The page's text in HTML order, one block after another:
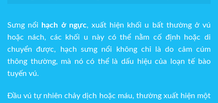
Sưng nổi hạch ở ngực, xuất hiện khối u bất thường ở vú
hoặc nách, các khối u này có thể nằm cố định hoặc di
chuyển được, hạch sưng nổi không chỉ là do cảm cúm
thông thường, mà nó có thể là dấu hiệu của loạn tế bào
tuyến vú.
Đầu vú tự nhiên chảy dịch hoặc máu, thường xuất hiện một